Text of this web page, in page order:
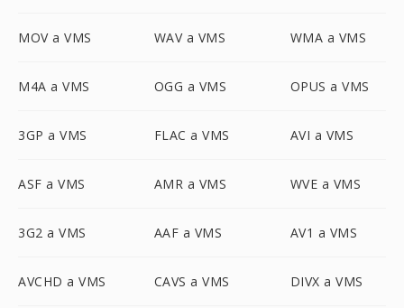
MOV a VMS WAV a VMS WMA a VMS
M4A a VMS OGG a VMS OPUS a VMS
3GP a VMS FLAC a VMS AVI a VMS
ASF a VMS AMR a VMS WVE a VMS
3G2 a VMS AAF a VMS AV1 a VMS
AVCHD a VMS CAVS a VMS DIVX a VMS